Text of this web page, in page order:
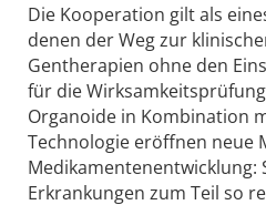
Die Kooperation gilt als
denen der Weg zur
Gentherapien ohne den
für die
Organoide in Kombination
Technologie eröffnen neue
Medikamentenentwicklung:
Erkrankungen zum Teil so